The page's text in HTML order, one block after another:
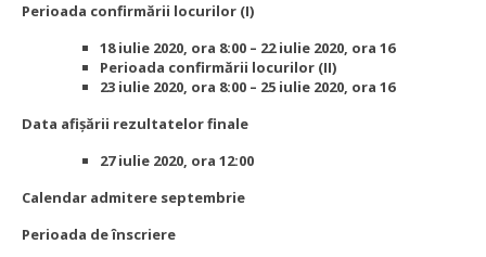
Perioada confirmării locurilor (I)
18 iulie 2020, ora 8:00 – 22 iulie 2020, ora 16
Perioada confirmării locurilor (II)
23 iulie 2020, ora 8:00 – 25 iulie 2020, ora 16
Data afișării rezultatelor finale
27 iulie 2020, ora 12:00
Calendar admitere septembrie
Perioada de înscriere